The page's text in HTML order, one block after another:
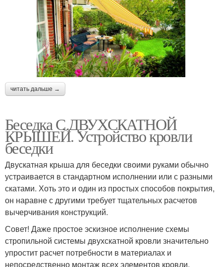
читать дальше →
Беседка С ДВУХСКАТНОЙ
КРЫШЕЙ. Устройство кровли
беседки
Двускатная крыша для беседки своими руками обычно
устраивается в стандартном исполнении или с разными
скатами. Хоть это и один из простых способов покрытия,
он наравне с другими требует тщательных расчетов
вычерчивания конструкций.
Совет! Даже простое эскизное исполнение схемы
стропильной системы двухскатной кровли значительно
упростит расчет потребности в материалах и
непосредственно монтаж всех элементов кровли.